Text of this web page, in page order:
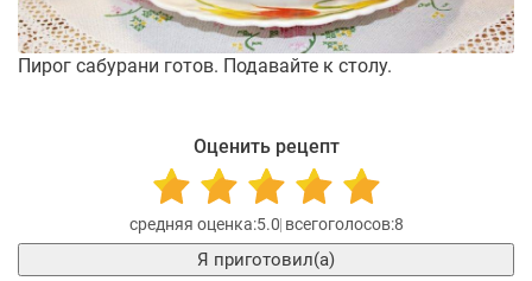
Пирог сабурани готов. Подавайте к столу.
Оценить рецепт
5.0 8
Я приготовил(а)